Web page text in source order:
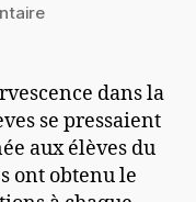
dans la
se pressaient
aux élèves du
ont obtenu le